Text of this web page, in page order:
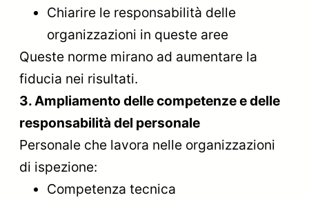
Chiarire le responsabilità delle
organizzazioni in queste aree
Queste norme mirano ad aumentare la
fiducia nei risultati.
3. Ampliamento delle competenze e delle
responsabilità del personale
Personale che lavora nelle organizzazioni
di ispezione:
Competenza tecnica